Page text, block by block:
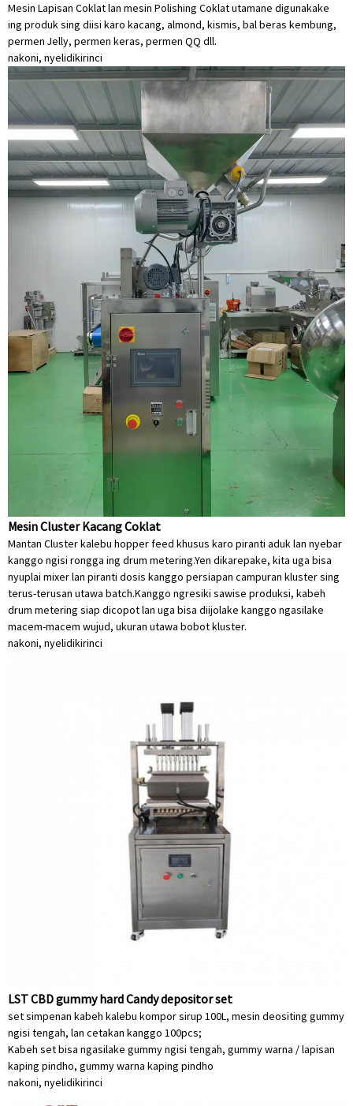
Mesin Lapisan Coklat lan mesin Polishing Coklat utamane digunakake
ing produk sing diisi karo kacang, almond, kismis, bal beras kembung,
permen Jelly, permen keras, permen QQ dll.
nakoni, nyelidikirinci
Mesin Cluster Kacang Coklat
Mantan Cluster kalebu hopper feed khusus karo piranti aduk lan nyebar
kanggo ngisi rongga ing drum metering.Yen dikarepake, kita uga bisa
nyuplai mixer lan piranti dosis kanggo persiapan campuran kluster sing
terus-terusan utawa batch.Kanggo ngresiki sawise produksi, kabeh
drum metering siap dicopot lan uga bisa diijolake kanggo ngasilake
macem-macem wujud, ukuran utawa bobot kluster.
nakoni, nyelidikirinci
LST CBD gummy hard Candy depositor set
set simpenan kabeh kalebu kompor sirup 100L, mesin deositing gummy
ngisi tengah, lan cetakan kanggo 100pcs;
Kabeh set bisa ngasilake gummy ngisi tengah, gummy warna / lapisan
kaping pindho, gummy warna kaping pindho
nakoni, nyelidikirinci